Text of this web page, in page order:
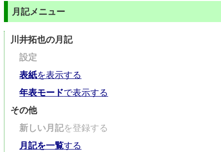
月記メニュー
川井拓也の月記
設定
表紙を表示する
年表モードで表示する
その他
新しい月記を登録する
月記を一覧する